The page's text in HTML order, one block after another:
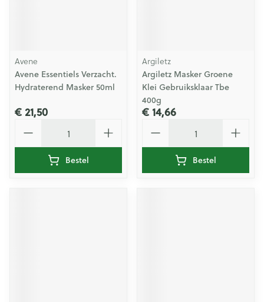
Avene
Avene Essentiels Verzacht.
Hydraterend Masker 50ml
€ 21,50
Bestel
Argiletz
Argiletz Masker Groene
Klei Gebruiksklaar Tbe
400g
€ 14,66
Bestel